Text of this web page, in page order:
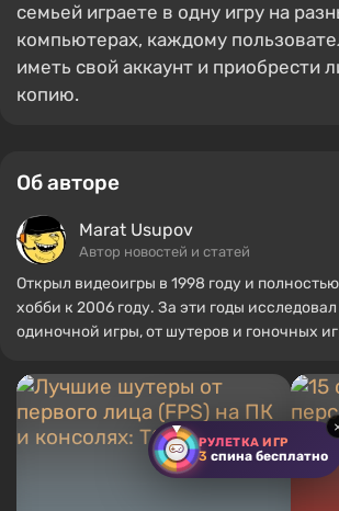
РУЛЕТКА ИГР
3 спина бесплатно
семьей играете в одну игру на
компьютерах, каждому
иметь свой аккаунт и приобрести
копию.
Об авторе
Marat Usupov
Автор новостей и статей
Открыл видеоигры в 1998 году и
хобби к 2006 году. За эти годы
одиночной игры, от шутеров и гоночных
играх в 2011 году и присоединился к
году. С тех пор прошел путь от
профессионального контент-креатора,
обзоры, статьи, превью, викторины и
Преданный фанат накопителей большой